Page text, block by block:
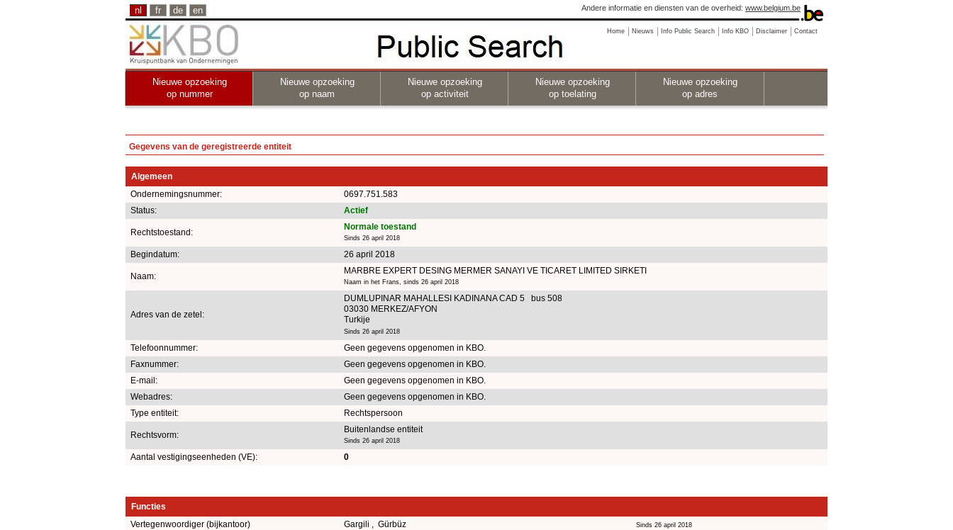
nl fr de en Andere informatie en diensten van de overheid: www.belgium.be
Home Nieuws Info Public Search Info KBO Disclaimer Contact
Nieuwe opzoeking
op nummer
Nieuwe opzoeking
op naam
Nieuwe opzoeking
op activiteit
Nieuwe opzoeking
op toelating
Nieuwe opzoeking
op adres
Gegevens van de geregistreerde entiteit
Algemeen
Ondernemingsnummer:
0697.751.583
Status:
Actief
Rechtstoestand:
Normale toestand
Sinds 26 april 2018
Begindatum: 26 april 2018
Naam:
MARBRE EXPERT DESING MERMER SANAYI VE TICARET LIMITED SIRKETI
Naam in het Frans, sinds 26 april 2018
Adres van de zetel:
DUMLUPINAR MAHALLESI KADINANA CAD 5 bus 508
03030 MERKEZ/AFYON
Turkije
Sinds 26 april 2018
Telefoonnummer:
Geen gegevens opgenomen in KBO.
Faxnummer:
Geen gegevens opgenomen in KBO.
E-mail:
Geen gegevens opgenomen in KBO.
Webadres:
Geen gegevens opgenomen in KBO.
Type entiteit:
Rechtspersoon
Rechtsvorm:
Buitenlandse entiteit
Sinds 26 april 2018
Aantal vestigingseenheden (VE): 0
Functies
Vertegenwoordiger (bijkantoor)
Gargili , Gürbüz Sinds 26 april 2018